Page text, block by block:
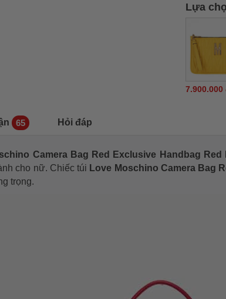
Lựa
7.900.000
65 Hỏi đáp
Camera Bag Red Exclusive Handbag Red
cho nữ. Chiếc túi Love Moschino Camera Bag
trọng.